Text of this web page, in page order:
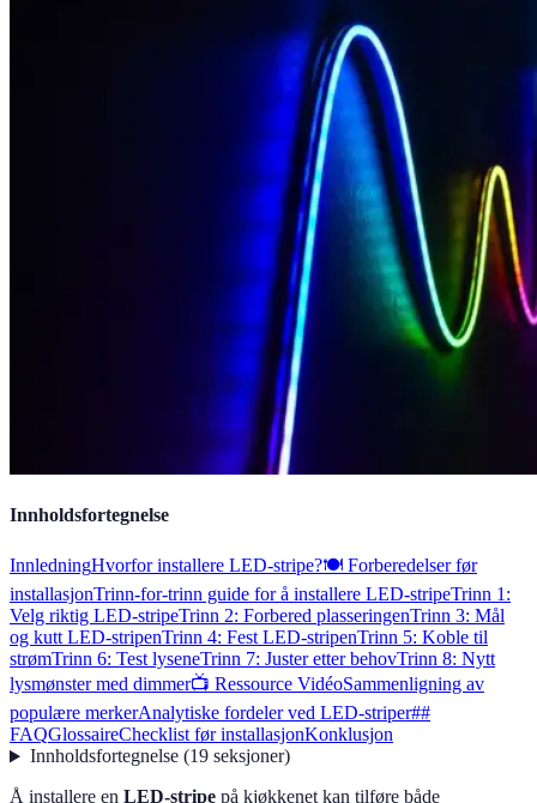
Innholdsfortegnelse
InnledningHvorfor installere LED-stripe?🍽 Forberedelser før
installasjonTrinn-for-trinn guide for å installere LED-stripeTrinn 1:
Velg riktig LED-stripeTrinn 2: Forbered plasseringenTrinn 3: Mål
og kutt LED-stripenTrinn 4: Fest LED-stripenTrinn 5: Koble til
strømTrinn 6: Test lyseneTrinn 7: Juster etter behovTrinn 8: Nytt
lysmønster med dimmer📺 Ressource VidéoSammenligning av
populære merkerAnalytiske fordeler ved LED-striper##
FAQGlossaireChecklist før installasjonKonklusjon
Innholdsfortegnelse(19 seksjoner)
Å installere en LED-stripe på kjøkkenet kan tilføre både